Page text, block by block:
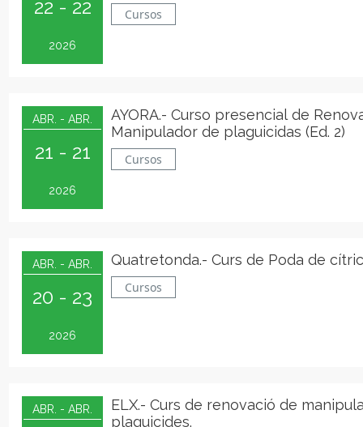
22 - 22
2026
Cursos
ABR. - ABR.
21 - 21
2026
AYORA.- Curso presencial de
Manipulador de plaguicidas (Ed. 2)
Cursos
ABR. - ABR.
20 - 23
2026
Quatretonda.- Curs de Poda de
Cursos
ABR. - ABR.
ELX.- Curs de renovació de
plaguicides.